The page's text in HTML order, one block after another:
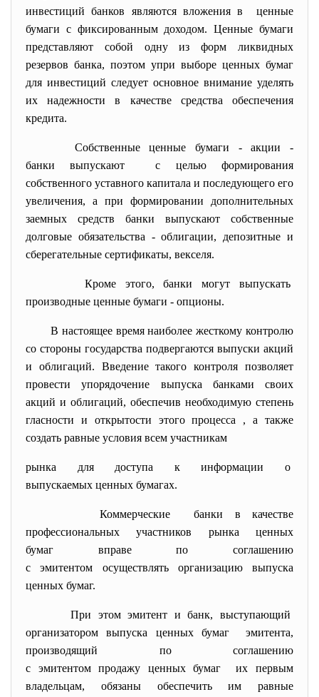
инвестиций банков являются вложения в ценные
бумаги с фиксированным доходом. Ценные бумаги
представляют собой одну из форм ликвидных
резервов банка, поэтом упри выборе ценных бумаг
для инвестиций следует основное внимание уделять
их надежности в качестве средства обеспечения
кредита.
Собственные ценные бумаги - акции -
банки выпускают с целью формирования
собственного уставного капитала и последующего его
увеличения, а при формировании дополнительных
заемных средств банки выпускают собственные
долговые обязательства - облигации, депозитные и
сберегательные сертификаты, векселя.
Кроме этого, банки могут выпускать
производные ценные бумаги - опционы.
В настоящее время наиболее жесткому контролю
со стороны государства подвергаются выпуски акций
и облигаций. Введение такого контроля позволяет
провести упорядочение выпуска банками своих
акций и облигаций, обеспечив необходимую степень
гласности и открытости этого процесса , а также
создать равные условия всем участникам
рынка для доступа к информации о
выпускаемых ценных бумагах.
Коммерческие банки в качестве
профессиональных участников рынка ценных
бумаг вправе по соглашению
с эмитентом осуществлять организацию выпуска
ценных бумаг.
При этом эмитент и банк, выступающий
организатором выпуска ценных бумаг эмитента,
производящий по соглашению
с эмитентом продажу ценных бумаг их первым
владельцам, обязаны обеспечить им равные